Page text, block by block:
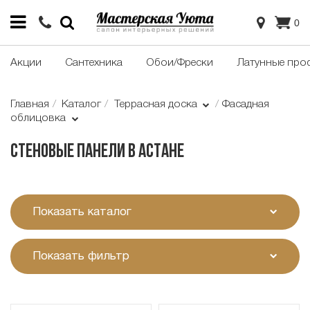
0
Акции Сантехника Обои/Фрески Латунные
Главная Каталог Террасная доска
Фасадная
облицовка
Стеновые панели в Астане
Показать каталог
Показать фильтр